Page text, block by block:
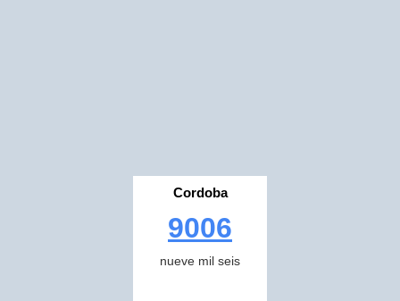
Cordoba
9006
nueve mil seis